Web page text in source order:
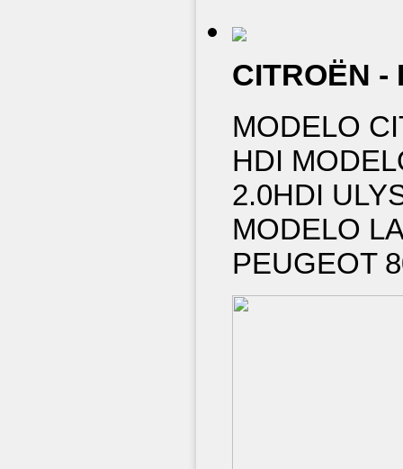
CITROËN -
MODELO
HDI
2.0HDI
MODELO
PEUGEOT